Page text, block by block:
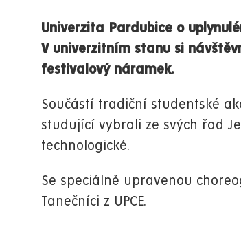
Univerzita Pardubice o
V univerzitním stanu si
festivalový náramek.
Součástí tradiční studentské
studující vybrali ze svých řad
technologické.
Se speciálně upravenou
Tanečníci z UPCE.